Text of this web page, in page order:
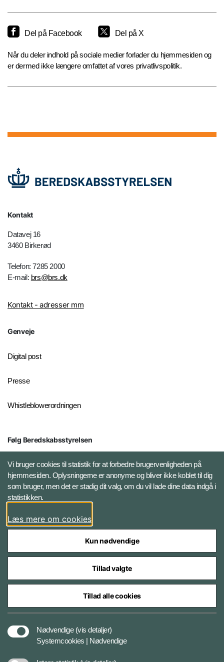
Del på Facebook Del på X
Når du deler indhold på sociale medier forlader du hjemmesiden og
er dermed ikke længere omfattet af vores privatlivspolitik.
Kontakt
Datavej 16
3460 Birkerød
Telefon: 7285 2000
E-mail: brs@brs.dk
Kontakt - adresser mm
Genveje
Digital post
Presse
Whistleblowerordningen
Følg Beredskabsstyrelsen
X BRSdk
LinkedIn BRS-profil
Vi bruger cookies til statistik for at forbedre brugervenligheden på
hjemmesiden. Oplysningerne er anonyme og bliver ikke koblet til dig
som bruger, men det er stadig dit valg, om du vil lade dine data indgå i
statistikken.
Læs mere om cookies
Kun nødvendige
Tillad valgte
Tillad alle cookies
Nødvendige (vis detaljer)
Systemcookies | Nødvendige